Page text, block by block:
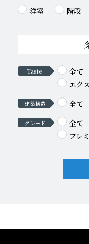
洋室
階段
Taste 全て
エク
建築構造 全て
グレード 全て
プレ